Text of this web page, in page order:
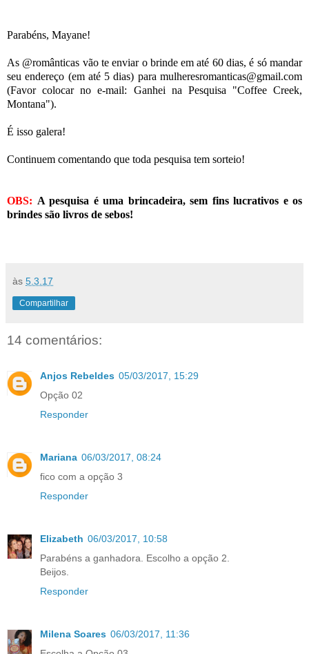
Parabéns, Mayane!
As @românticas vão te enviar o brinde em até 60 dias, é só mandar
seu endereço (em até 5 dias) para mulheresromanticas@gmail.com
(Favor colocar no e-mail: Ganhei na Pesquisa "Coffee Creek,
Montana").
É isso galera!
Continuem comentando que toda pesquisa tem sorteio!
OBS: A pesquisa é uma brincadeira, sem fins lucrativos e os
brindes são livros de sebos!
às 5.3.17
Compartilhar
14 comentários:
Anjos Rebeldes 05/03/2017, 15:29
Opção 02
Responder
Mariana 06/03/2017, 08:24
fico com a opção 3
Responder
Elizabeth 06/03/2017, 10:58
Parabéns a ganhadora. Escolho a opção 2.
Beijos.
Responder
Milena Soares 06/03/2017, 11:36